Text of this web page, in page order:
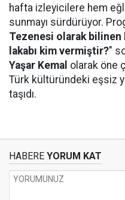
hafta izleyicilere hem
sunmayı sürdürüyor.
Tezenesi olarak bilinen
lakabı kim vermiştir?"
Yaşar Kemal olarak öne
Türk kültüründeki eşsiz
taşıdı.
HABERE YORUM KAT